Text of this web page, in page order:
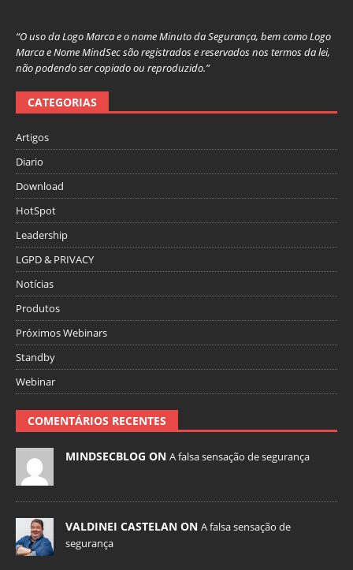
“O uso da Logo Marca e o nome Minuto da Segurança, bem como Logo
Marca e Nome MindSec são registrados e reservados nos termos da lei,
não podendo ser copiado ou reproduzido.”
CATEGORIAS
Artigos
Diario
Download
HotSpot
Leadership
LGPD & PRIVACY
Notícias
Produtos
Próximos Webinars
Standby
Webinar
COMENTÁRIOS RECENTES
MINDSECBLOG ON A falsa sensação de segurança
VALDINEI CASTELAN ON A falsa sensação de
segurança